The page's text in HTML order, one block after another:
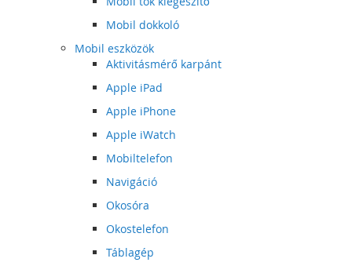
Mobil dokkoló
Mobil eszközök
Aktivitásmérő karpánt
Apple iPad
Apple iPhone
Apple iWatch
Mobiltelefon
Navigáció
Okosóra
Okostelefon
Táblagép